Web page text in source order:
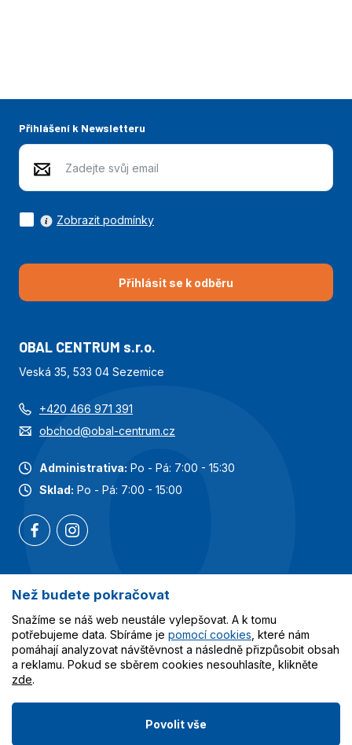
Přihlášení k Newsletteru
Přihlásit se k odběru
Zobrazit podmínky
OBAL CENTRUM s.r.o.
Veská 35, 533 04 Sezemice
+420 466 971 391
obchod@obal-centrum.cz
Administrativa: Po - Pá: 7:00 - 15:30
Sklad: Po - Pá: 7:00 - 15:00
Nejoblíbenější kategorie
Služby
Vše o nákupu
Než budete pokračovat
Snažíme se náš web neustále vylepšovat. A k tomu
potřebujeme data. Sbíráme je pomocí cookies , které nám
pomáhají analyzovat návštěvnost a následně přizpůsobit obsah
a reklamu. Pokud se sběrem cookies nesouhlasíte, klikněte
zde.
Povolit vše